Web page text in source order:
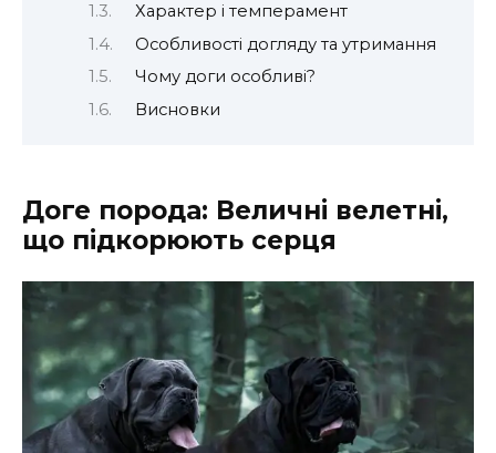
Характер і темперамент
Особливості догляду та утримання
Чому доги особливі?
Висновки
Доге порода: Величні велетні,
що підкорюють серця